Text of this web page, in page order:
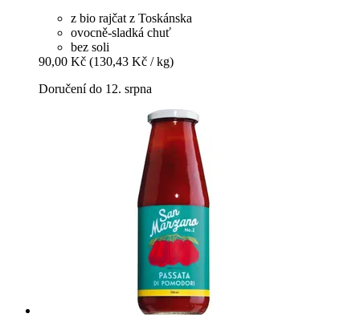
z bio rajčat z Toskánska
ovocně-sladká chuť
bez soli
90,00 Kč (130,43 Kč / kg)
Doručení do 12. srpna